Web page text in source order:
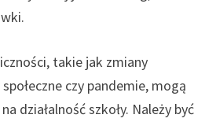
takie jak zmiany
czy pandemie, mogą
działalność szkoły. Należy być